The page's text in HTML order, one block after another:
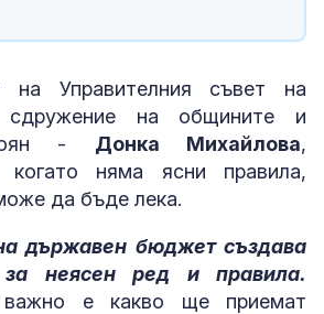
на Управителния съвет на
сдружение на общините и
- Донка Михайлова,
когато няма ясни правила,
да бъде лека.
държавен бюджет създава
за неясен ред и правила.
важно е какво ще приемат